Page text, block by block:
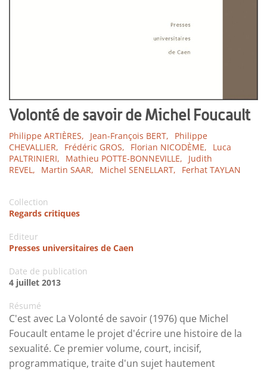
Volonté de savoir de Michel Foucault
Philippe ARTIÈRES, Jean-François BERT,
Philippe
CHEVALLIER,
Frédéric GROS, Florian NICODÈME,
Luca
PALTRINIERI,
Mathieu POTTE-BONNEVILLE,
Judith
REVEL,
Martin SAAR, Michel SENELLART, Ferhat TAYLAN
Collection
Regards critiques
Editeur
Presses universitaires de Caen
Date de publication
4 juillet 2013
Résumé
C'est avec La Volonté de savoir (1976) que Michel
Foucault entame le projet d'écrire une histoire de la
sexualité. Ce premier volume, court, incisif,
programmatique, traite d'un sujet hautement